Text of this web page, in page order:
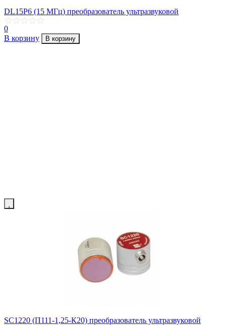
DL15P6 (15 МГц) преобразователь ультразвуковой
0
В корзину
В корзину
SC1220 (П111-1,25-К20) преобразователь ультразвуковой